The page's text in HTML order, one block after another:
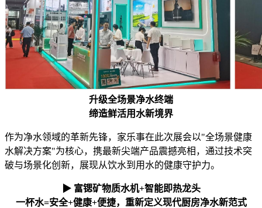
升级全场景净水终端
缔造鲜活用水新境界
作为净水领域的革新先锋，家乐事在此次展会以"全场景健康
水解决方案"为核心，携最新尖端产品震撼亮相，通过技术突
破与场景化创新，展现从饮水到用水的健康守护力。
▶ 富锶矿物质水机+智能即热龙头
一杯水=安全+健康+便捷，重新定义现代厨房净水新范式